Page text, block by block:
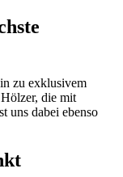
zu exklusivem
die mit
uns dabei ebenso